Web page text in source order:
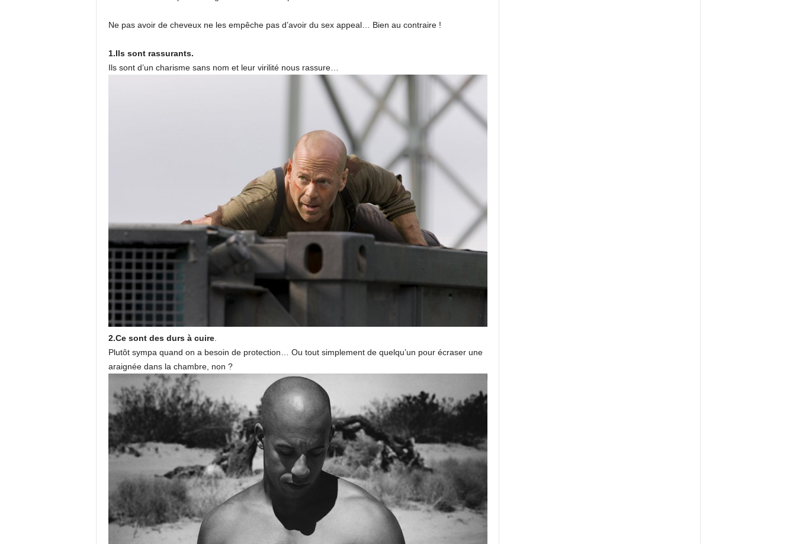
Ne pas avoir de cheveux ne les empêche pas d’avoir du sex appeal… Bien au contraire !
1.Ils sont rassurants.
Ils sont d’un charisme sans nom et leur virilité nous rassure…
2.Ce sont des durs à cuire.
Plutôt sympa quand on a besoin de protection… Ou tout simplement de quelqu’un pour écraser une
araignée dans la chambre, non ?